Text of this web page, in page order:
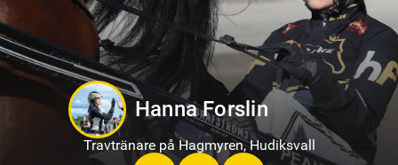
Jennifer Persson
Travtränare på Solvalla